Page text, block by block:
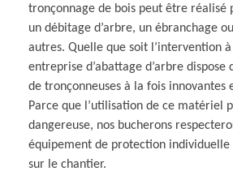
tronçonnage de bois peut être réalisé
un débitage d’arbre, un ébranchage
autres. Quelle que soit l’intervention
entreprise d’abattage d’arbre dispose
de tronçonneuses à la fois innovantes
Parce que l’utilisation de ce matériel
dangereuse, nos bucherons
équipement de protection individuelle
sur le chantier.